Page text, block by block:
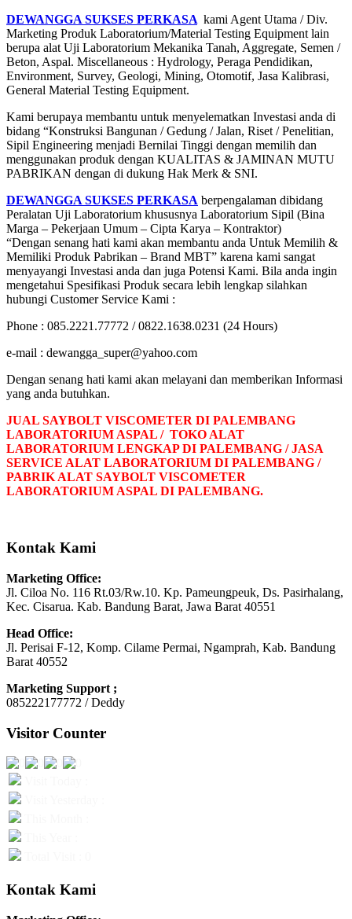
DEWANGGA SUKSES PERKASA kami Agent Utama / Div.
Marketing Produk Laboratorium/Material Testing Equipment lain
berupa alat Uji Laboratorium Mekanika Tanah, Aggregate, Semen /
Beton, Aspal. Miscellaneous : Hydrology, Peraga Pendidikan,
Environment, Survey, Geologi, Mining, Otomotif, Jasa Kalibrasi,
General Material Testing Equipment.
Kami berupaya membantu untuk menyelematkan Investasi anda di
bidang “Konstruksi Bangunan / Gedung / Jalan, Riset / Penelitian,
Sipil Engineering menjadi Bernilai Tinggi dengan memilih dan
menggunakan produk dengan KUALITAS & JAMINAN MUTU
PABRIKAN dengan di dukung Hak Merk & SNI.
DEWANGGA SUKSES PERKASA berpengalaman dibidang
Peralatan Uji Laboratorium khususnya Laboratorium Sipil (Bina
Marga – Pekerjaan Umum – Cipta Karya – Kontraktor)
“Dengan senang hati kami akan membantu anda Untuk Memilih &
Memiliki Produk Pabrikan – Brand MBT” karena kami sangat
menyayangi Investasi anda dan juga Potensi Kami. Bila anda ingin
mengetahui Spesifikasi Produk secara lebih lengkap silahkan
hubungi Customer Service Kami :
Phone : 085.2221.77772 / 0822.1638.0231 (24 Hours)
e-mail : dewangga_super@yahoo.com
Dengan senang hati kami akan melayani dan memberikan Informasi
yang anda butuhkan.
JUAL SAYBOLT VISCOMETER DI PALEMBANG
LABORATORIUM ASPAL / TOKO ALAT
LABORATORIUM LENGKAP DI PALEMBANG / JASA
SERVICE ALAT LABORATORIUM DI PALEMBANG /
PABRIK ALAT SAYBOLT VISCOMETER
LABORATORIUM ASPAL DI PALEMBANG.
Kontak Kami
Marketing Office:
Jl. Ciloa No. 116 Rt.03/Rw.10. Kp. Pameungpeuk, Ds. Pasirhalang,
Kec. Cisarua. Kab. Bandung Barat, Jawa Barat 40551
Head Office:
Jl. Perisai F-12, Komp. Cilame Permai, Ngamprah, Kab. Bandung
Barat 40552
Marketing Support ;
085222177772 / Deddy
Visitor Counter
Kontak Kami